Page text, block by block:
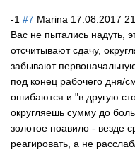
-1 #7 Marina 17.08.2017
Вас не пытались надуть,
отсчитывают сдачу,
забывают
под конец рабочего дня/
ошибаются и "в другую
округляешь сумму до
золотое поавило - везде
реагировать, а не